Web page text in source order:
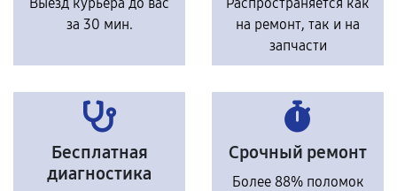
за 30 мин.
на ремонт, так и на
запчасти
Бесплатная
диагностика
Срочный ремонт
Более 88% поломок